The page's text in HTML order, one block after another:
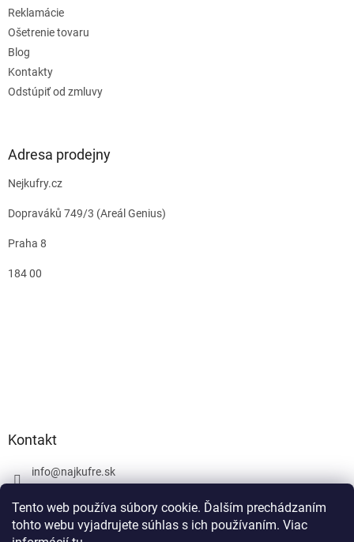
Tento web používa súbory cookie. Ďalším prechádzaním
tohto webu vyjadrujete súhlas s ich používaním. Viac
Reklamácie
Ošetrenie tovaru
Blog
Kontakty
Odstúpiť od zmluvy
Adresa prodejny
Nejkufry.cz
Dopraváků 749/3 (Areál Genius)
Praha 8
184 00
Kontakt
info@najkufre.sk
Facebook